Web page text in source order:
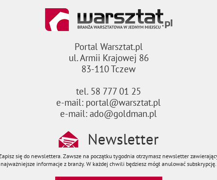
Portal Warsztat.pl
ul. Armii Krajowej 86
83-110 Tczew
tel. 58 777 01 25
e-mail: portal@warsztat.pl
e-mail: ado@goldman.pl
Newsletter
się do newslettera. Zawsze na początku tygodnia otrzymasz newsletter
najważniejsze informacje z branży. W każdej chwili będziesz mógł anulować subskrypcję.